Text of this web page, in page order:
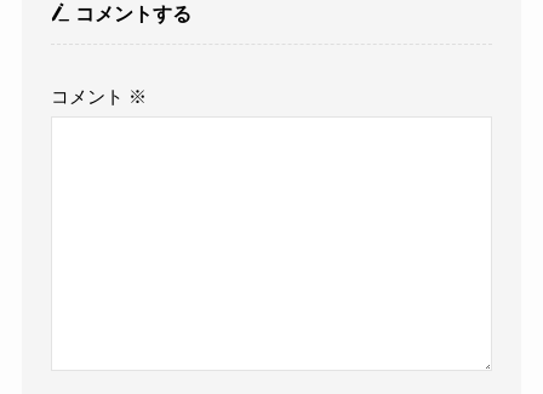
コメントする
コメント ※